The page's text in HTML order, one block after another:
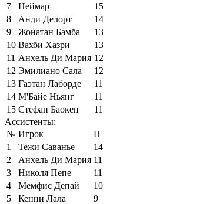
7
Неймар
15
8
Анди Делорт
14
9
Жонатан Бамба
13
10 Вахби Хазри
13
11 Анхель Ди Мария 12
12 Эмилиано Сала
12
13 Гаэтан Лаборде
11
14 М'Байе Ньянг
11
15 Стефан Баокен
11
Ассистенты:
№ Игрок
П
1
Тежи Саванье
14
2
Анхель Ди Мария 11
3
Николя Пепе
11
4
Мемфис Депай
10
5
Кенни Лала
9